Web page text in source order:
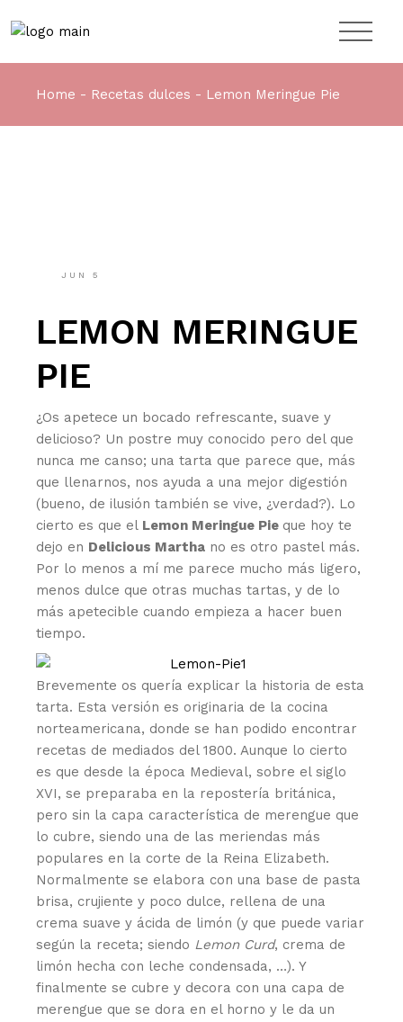
to
the
Home Recetas dulces Lemon Meringue Pie
JUN 5
LEMON MERINGUE
PIE
¿Os apetece un bocado refrescante, suave y
delicioso? Un postre muy conocido pero del que
nunca me canso; una tarta que parece que, más
que llenarnos, nos ayuda a una mejor digestión
(bueno, de ilusión también se vive, ¿verdad?). Lo
cierto es que el Lemon Meringue Pie que hoy te
dejo en Delicious Martha no es otro pastel más.
Por lo menos a mí me parece mucho más ligero,
menos dulce que otras muchas tartas, y de lo
más apetecible cuando empieza a hacer buen
tiempo.
Brevemente os quería explicar la historia de esta
tarta. Esta versión es originaria de la cocina
norteamericana, donde se han podido encontrar
recetas de mediados del 1800. Aunque lo cierto
es que desde la época Medieval, sobre el siglo
XVI, se preparaba en la repostería británica,
pero sin la capa característica de merengue que
lo cubre, siendo una de las meriendas más
populares en la corte de la Reina Elizabeth.
Normalmente se elabora con una base de pasta
brisa, crujiente y poco dulce, rellena de una
crema suave y ácida de limón (y que puede variar
según la receta; siendo Lemon Curd, crema de
limón hecha con leche condensada, …). Y
finalmente se cubre y decora con una capa de
merengue que se dora en el horno y le da un